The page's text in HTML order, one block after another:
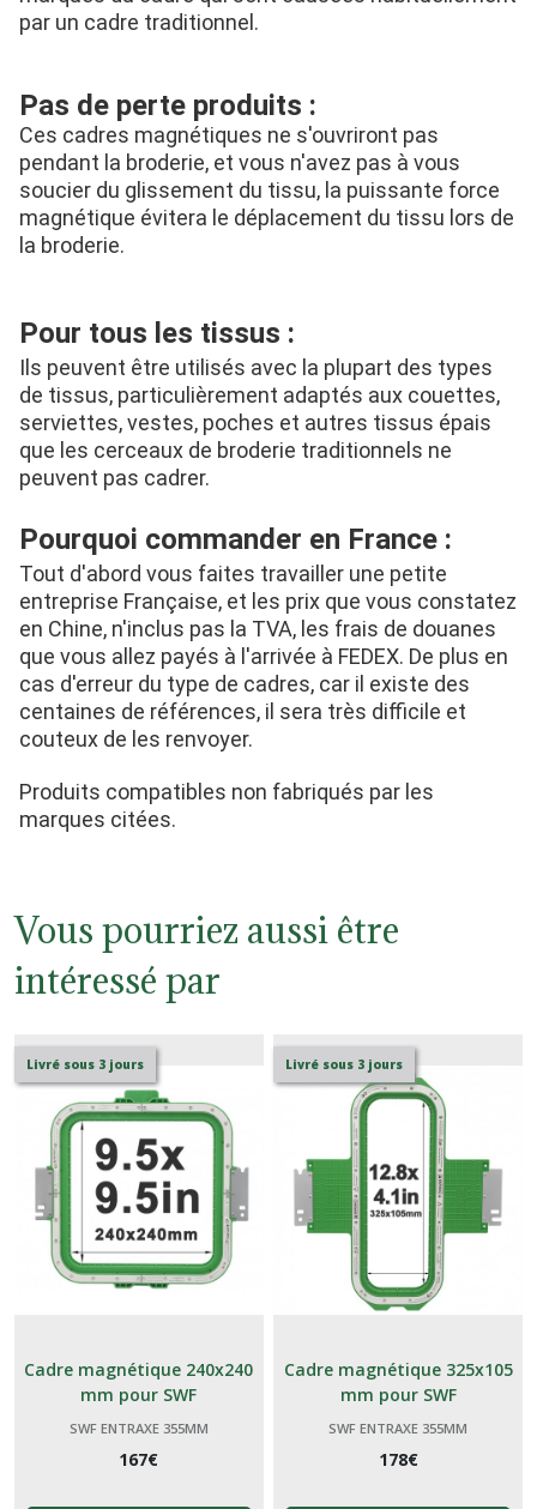
par un cadre traditionnel.
Pas de perte produits :
Ces cadres magnétiques ne s'ouvriront pas
pendant la broderie, et vous n'avez pas à vous
soucier du glissement du tissu, la puissante force
magnétique évitera le déplacement du tissu lors de
la broderie.
Pour tous les tissus :
Ils peuvent être utilisés avec la plupart des types
de tissus, particulièrement adaptés aux couettes,
serviettes, vestes, poches et autres tissus épais
que les cerceaux de broderie traditionnels ne
peuvent pas cadrer.
Pourquoi commander en France :
Tout d'abord vous faites travailler une petite
entreprise Française, et les prix que vous constatez
en Chine, n'inclus pas la TVA, les frais de douanes
que vous allez payés à l'arrivée à FEDEX. De plus en
cas d'erreur du type de cadres, car il existe des
centaines de références, il sera très difficile et
couteux de les renvoyer.
Produits compatibles non fabriqués par les
marques citées.
Vous pourriez aussi être
intéressé par
Livré sous 3 jours
Cadre magnétique 240x240
mm pour SWF
SWF ENTRAXE 355MM
167€
Livré sous 3 jours
Cadre magnétique 325x105
mm pour SWF
SWF ENTRAXE 355MM
178€